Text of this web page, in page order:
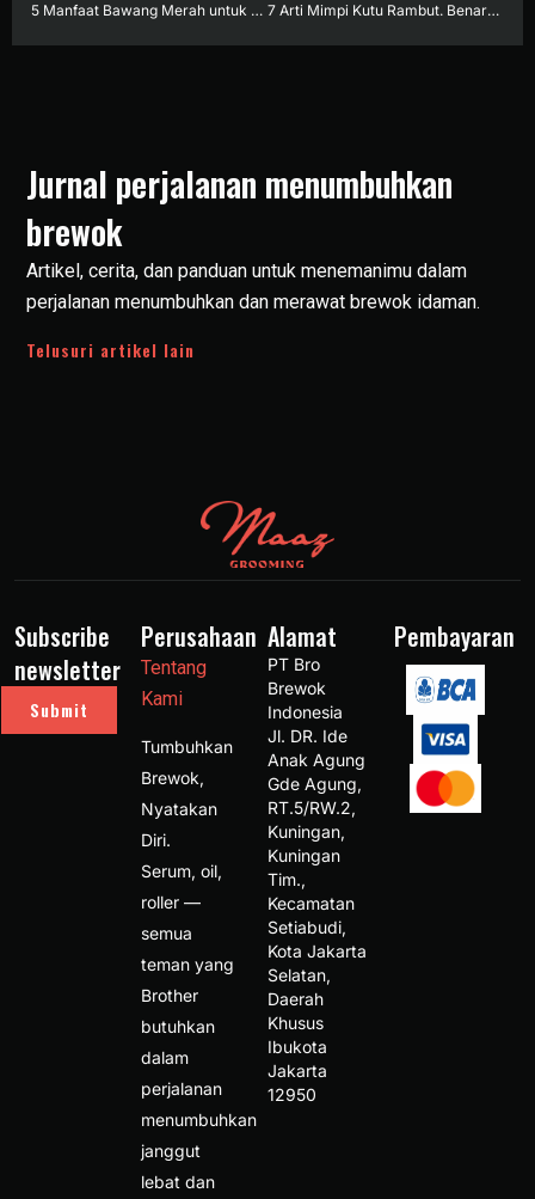
5 Manfaat Bawang Merah untuk Rambut. Ketahui Cara Membuat Racikan Mujarab Ini!
7 Arti Mimpi Kutu Rambut. Benarkah Membawa Pesan Negatif?
Jurnal perjalanan menumbuhkan
brewok
Artikel, cerita, dan panduan untuk menemanimu dalam
perjalanan menumbuhkan dan merawat brewok idaman.
Telusuri artikel lain
Subscribe
newsletter
Submit
Perusahaan
Tentang
Kami
Tumbuhkan
Brewok,
Nyatakan
Diri.
Serum, oil,
roller —
semua
teman yang
Brother
butuhkan
dalam
perjalanan
menumbuhkan
janggut
lebat dan
Alamat
PT Bro
Brewok
Indonesia
Jl. DR. Ide
Anak Agung
Gde Agung,
RT.5/RW.2,
Kuningan,
Kuningan
Tim.,
Kecamatan
Setiabudi,
Kota Jakarta
Selatan,
Daerah
Khusus
Ibukota
Jakarta
12950
Pembayaran